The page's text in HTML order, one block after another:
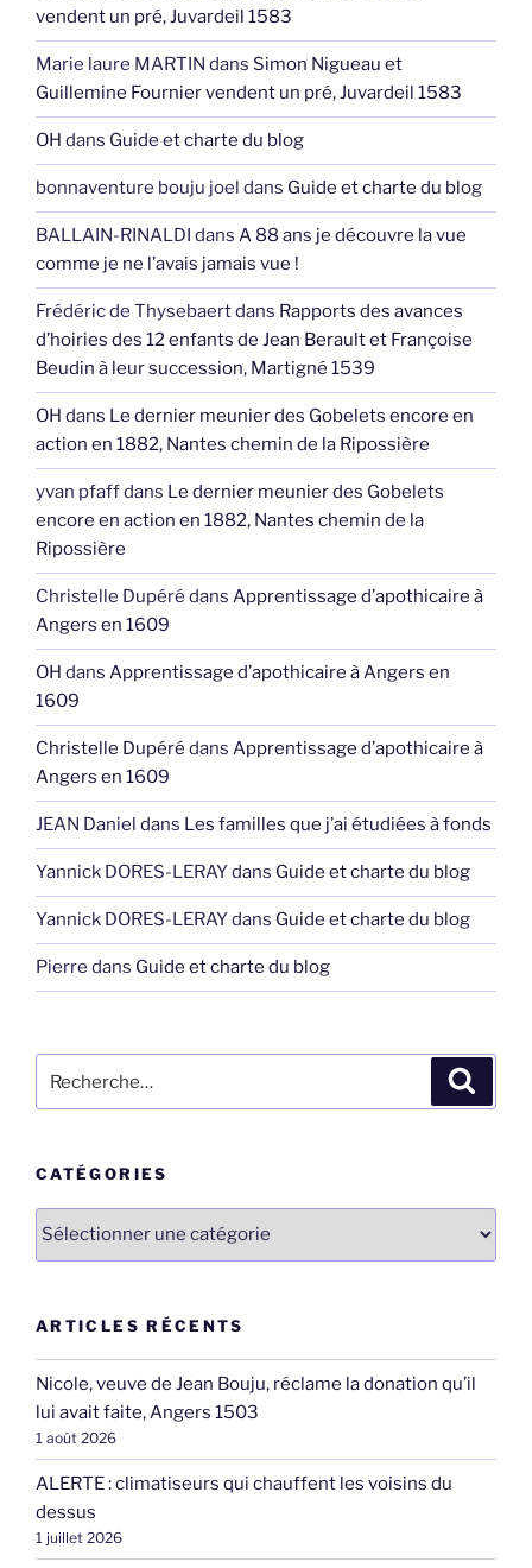
vendent un pré, Juvardeil 1583
Marie laure MARTIN dans Simon Nigueau et
Guillemine Fournier vendent un pré, Juvardeil 1583
OH dans Guide et charte du blog
bonnaventure bouju joel dans Guide et charte du blog
BALLAIN-RINALDI dans A 88 ans je découvre la vue
comme je ne l’avais jamais vue !
Frédéric de Thysebaertdans Rapports des avances
d’hoiries des 12 enfants de Jean Berault et Françoise
Beudin à leur succession, Martigné 1539
OH dans Le dernier meunier des Gobelets encore en
action en 1882, Nantes chemin de la Ripossière
yvan pfaffdans Le dernier meunier des Gobelets
encore en action en 1882, Nantes chemin de la
Ripossière
Christelle Dupéré dans Apprentissage d’apothicaire à
Angers en 1609
OH dans Apprentissage d’apothicaire à Angers en
1609
Christelle Dupéré dans Apprentissage d’apothicaire à
Angers en 1609
JEAN Daniel dans Les familles que j’ai étudiées à fonds
Yannick DORES-LERAYdans Guide et charte du blog
Yannick DORES-LERAYdans Guide et charte du blog
Pierre dans Guide et charte du blog
pour
CATÉGORIES
ARTICLES RÉCENTS
Nicole, veuve de Jean Bouju, réclame la donation qu’il
lui avait faite, Angers 1503
1 août 2026
ALERTE : climatiseurs qui chauffent les voisins du
dessus
1 juillet 2026